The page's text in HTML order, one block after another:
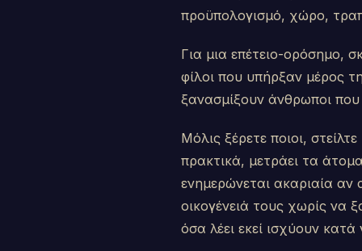
προϋπολογισμό, χώρο,
Για μια επέτειο-ορόσημο,
φίλοι που υπήρξαν μέρος
ξανασμίξουν άνθρωποι
Μόλις ξέρετε ποιοι,
πρακτικά, μετράει τα
ενημερώνεται ακαριαία αν
οικογένειά τους χωρίς να
όσα λέει εκεί ισχύουν κατά